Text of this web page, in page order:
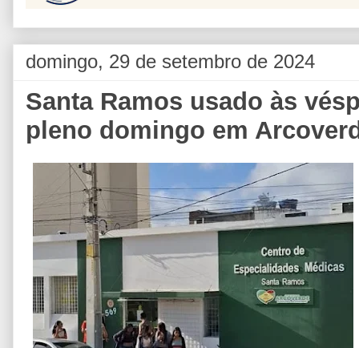
domingo, 29 de setembro de 2024
Santa Ramos usado às
pleno domingo em